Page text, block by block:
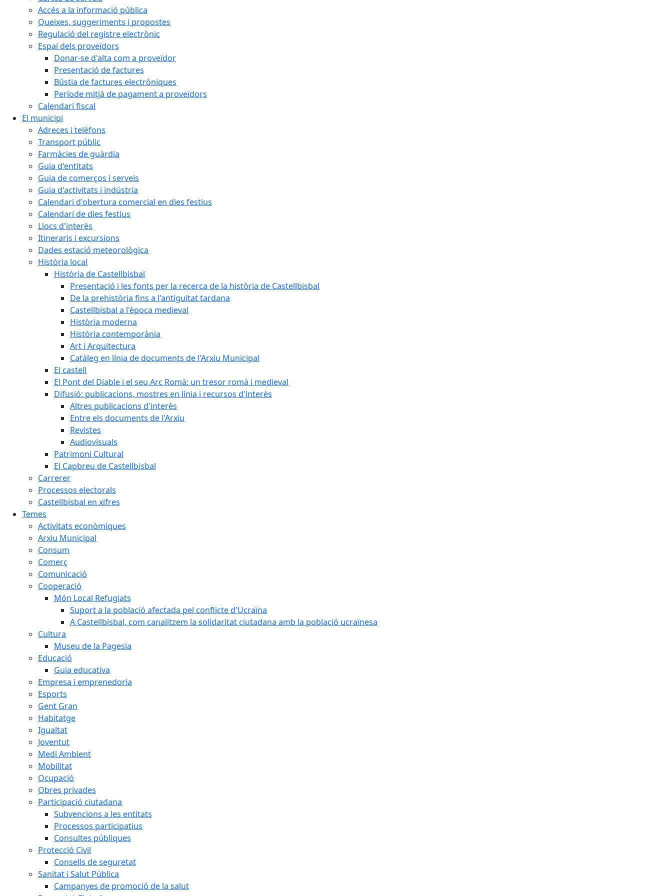
Accés a la informació pública
Queixes, suggeriments i propostes
Regulació del registre electrònic
Espai dels proveïdors
Donar-se d'alta com a proveïdor
Presentació de factures
Bústia de factures electròniques
Període mitjà de pagament a proveïdors
Calendari fiscal
El municipi
Adreces i telèfons
Transport públic
Farmàcies de guàrdia
Guia d'entitats
Guia de comerços i serveis
Guia d'activitats i indústria
Calendari d'obertura comercial en dies festius
Calendari de dies festius
Llocs d'interès
Itineraris i excursions
Dades estació meteorològica
Història local
Història de Castellbisbal
Presentació i les fonts per la recerca de la història de Castellbisbal
De la prehistòria fins a l'antiguitat tardana
Castellbisbal a l'època medieval
Història moderna
Història contemporània
Art i Arquitectura
Catàleg en línia de documents de l'Arxiu Municipal
El castell
El Pont del Diable i el seu Arc Romà: un tresor romà i medieval
Difusió: publicacions, mostres en línia i recursos d'interès
Altres publicacions d'interès
Entre els documents de l'Arxiu
Revistes
Audiovisuals
Patrimoni Cultural
El Capbreu de Castellbisbal
Carrerer
Processos electorals
Castellbisbal en xifres
Temes
Activitats econòmiques
Arxiu Municipal
Consum
Comerç
Comunicació
Cooperació
Món Local Refugiats
Suport a la població afectada pel conflicte d'Ucraïna
A Castellbisbal, com canalitzem la solidaritat ciutadana amb la població ucraïnesa
Cultura
Museu de la Pagesia
Educació
Guia educativa
Empresa i emprenedoria
Esports
Gent Gran
Habitatge
Igualtat
Joventut
Medi Ambient
Mobilitat
Ocupació
Obres privades
Participació ciutadana
Subvencions a les entitats
Processos participatius
Consultes públiques
Protecció Civil
Consells de seguretat
Sanitat i Salut Pública
Campanyes de promoció de la salut